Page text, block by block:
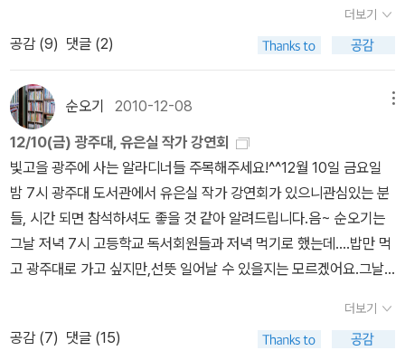
서 더욱 그런 것 같다. 뒷 부분에 가면 <<나의 린드그렌 선생님>>을
쓰신 유은실 작가에 대한 소개가 나온다고 한다. 유은실 작가에 대한
이야기도 한참 나누었다. 아는 책이 절반, 모르는 책이 절반이
다. 다섯 작가가 쓴 <<다섯 손가락 이야기>>도 궁금하다. 말썽꾸
러기 녀석이 재미있게 들었다고 하니 다음 수서 때 참고해야겠다. 최
은희 선생님이 연수에서 소개 하셨다는 <<사슴아 내 형제야>>는 권
장 연령이 유아로 되어 있다고 하는데, 내용을 살펴보니 초등 고학년
용이다. 아름다운 그림을 보는 즐거움과 잔잔한 감동을 선사해 준다.
<<지각대장 존>>과 느낌이 닮았다는 <<어리석은 판사>>는 지금
당장 사고 싶다는 생각이 든다. 아이들에게 그냥 듣게 하고는 등장인
물들이 소개하는 괴물들을 상상해서 그려보라고 했단다. 그리고 작가
가 그린 괴물을 짜잔~ 하고 보여 주었다고. 이 책은 반의 아이가 읽어
책을 가지고 오는 아이들이 생긴다. <<밥 안 먹는 색시>> 관련 두 가
날은 곧 지나가리라.그래도 좋은건 자유! 방황.아~ 자유로움이여.난
원래 발길닿는대로 거니는 걸 참 좋아라 한다.하지만 몸이 따라주지
중요한 검사가 있었고여러가지 집안 일도 생겼고오늘 검사 받으러 가
서 드디어 검사를 마치고이주를 기다리기로 했다.집에 오는 데 내내
뻐끈한 몸.내내 누워있다가 잠시 허기를 달래고 있다.아이가 엄마 오
기를 기다리는 시간그런데 몸이 참 안 좋구나.병원서는 누워있으랬는
데 누워있을 수만은 없는 엄마의 일상.그래도 오늘은 좀더 게으름 피
우다 가야겠다태은아 미안, 엄마가 오늘은 많이 피곤하네.한 것도 없
이. 피아노 연주곡을 들으며 한잠 더 자고 싶다.
를 끌었다. 『사자왕 형제의 모험』 『난 뭐든지 할 수 있어』 『엄지 소년
닐스』 『산적의 딸 로냐』 『미오, 나의 미오』 『라스무스와 방랑자』 『마
디타』, 그리고 ‘개구쟁이 에밀’ ’소년 탐정 칼레’ 시리즈 같은 훌륭한
작품을 수없이 남겼으며, 그녀의 이런 작품들은 ‘동화의 교과서’로 일
컬어지기도 한다. 닐스 홀게르손 훈장, 한스 크리스티안 안데르센 상,
스웨덴 한림원 금메달, 독일아동청소년문학상 등을 받았다. 우리 애
들 어릴 때 <말괄량이 삐삐>가 텔레비전에서 방영돼 빼놓지 않고 즐
겨봤었다.그후 아이들이 글을 읽을만큼 자라서 삐삐의 책을 보고 또
봐서 아주 많이 해진 책이 됐다.나는 삐삐보다 아니카가 더 사랑스러
웠지만....^^아스트리드 린드그렌 사망소식을 전하는 알라딘 북캘린
더를 보면서 바로 유은실 작가의 <나의 린드그렌 선생님께>라는 작
품이 생각났다.유은실 작가는 주인공 비읍이를 통해 린드그렌 선생님
께 사랑을 전한다. 아스트리드 린드그렌은 스웨던에 사는 작가다. 엄
더보기
공감 (9) 댓글 (2)
순오기 2010-12-08
12/10(금) 광주대, 유은실 작가 강연회
빛고을 광주에 사는 알라디너들 주목해주세요!^^12월 10일 금요일
밤 7시 광주대 도서관에서 유은실 작가 강연회가 있으니관심있는 분
들, 시간 되면 참석하셔도 좋을 것 같아 알려드립니다.음~ 순오기는
그날 저녁 7시 고등학교 독서회원들과 저녁 먹기로 했는데....밥만 먹
고 광주대로 가고 싶지만,선뜻 일어날 수 있을지는 모르겠어요.그날
리동네 미자씨>나 <만국기 소년>등 그분의 작품을 읽고 오면 좋겠지
요~유은실 작가를 만날 생각에 <나의 린드그렌 선생님>을 다시 읽
더보기
공감 (7) 댓글 (15)